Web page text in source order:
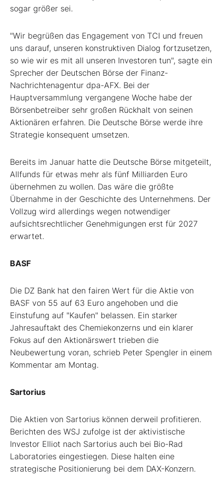
sogar größer sei.
"Wir begrüßen das Engagement von TCI und freuen
uns darauf, unseren konstruktiven Dialog fortzusetzen,
so wie wir es mit all unseren Investoren tun", sagte ein
Sprecher der Deutschen Börse der Finanz-
Nachrichtenagentur dpa-AFX. Bei der
Hauptversammlung vergangene Woche habe der
Börsenbetreiber sehr großen Rückhalt von seinen
Aktionären erfahren. Die Deutsche Börse werde ihre
Strategie konsequent umsetzen.
Bereits im Januar hatte die Deutsche Börse mitgeteilt,
Allfunds für etwas mehr als fünf Milliarden Euro
übernehmen zu wollen. Das wäre die größte
Übernahme in der Geschichte des Unternehmens. Der
Vollzug wird allerdings wegen notwendiger
aufsichtsrechtlicher Genehmigungen erst für 2027
erwartet.
BASF
Die DZ Bank hat den fairen Wert für die Aktie von
BASF von 55 auf 63 Euro angehoben und die
Einstufung auf "Kaufen" belassen. Ein starker
Jahresauftakt des Chemiekonzerns und ein klarer
Fokus auf den Aktionärswert trieben die
Neubewertung voran, schrieb Peter Spengler in einem
Kommentar am Montag.
Sartorius
Die Aktien von Sartorius können derweil profitieren.
Berichten des WSJ zufolge ist der aktivistische
Investor Elliot nach Sartorius auch bei Bio-Rad
Laboratories eingestiegen. Diese halten eine
strategische Positionierung bei dem DAX-Konzern.